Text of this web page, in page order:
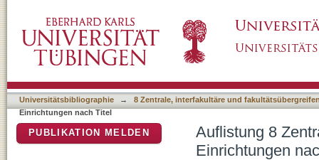
Universitätsbibliographie →
8 Zentrale, interfakultäre und
Einrichtungen nach Titel
Auflistung 8
Einrichtungen
PUBLIKATION MELDEN